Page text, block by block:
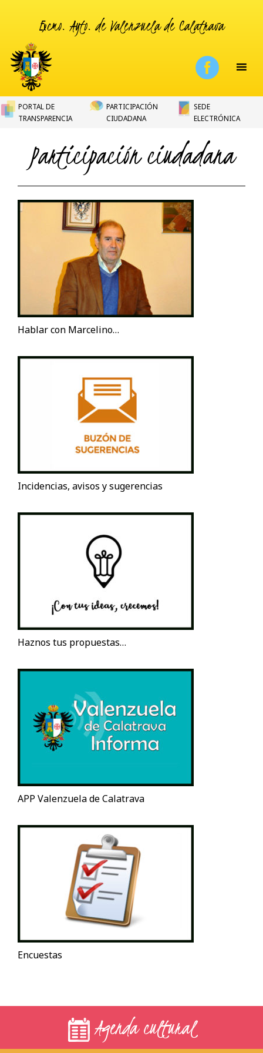
Excmo. Ayto. de Valenzuela de Calatrava
PORTAL DE
TRANSPARENCIA
PARTICIPACIÓN
CIUDADANA
SEDE
ELECTRÓNICA
Participación ciudadana
Hablar con Marcelino…
Incidencias, avisos y sugerencias
Haznos tus propuestas…
APP Valenzuela de Calatrava
Encuestas
Agenda cultural